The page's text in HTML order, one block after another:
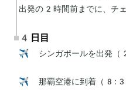
出発の2時間前までに、チェ
4日目
✈️ シンガポールを出発
✈️ 那覇空港に到着（